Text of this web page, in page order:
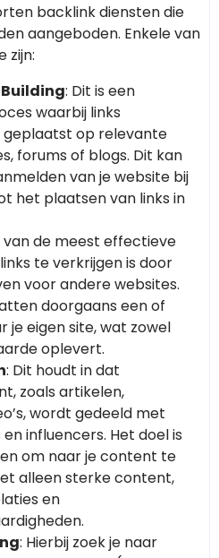
backlink diensten die
aangeboden. Enkele van
zijn:
: Dit is een
waarbij links
op relevante
forums of blogs. Dit kan
van je website bij
het plaatsen van links in
van de meest effectieve
te verkrijgen is door
voor andere websites.
doorgaans een of
je eigen site, wat zowel
oplevert.
: Dit houdt in dat
zoals artikelen,
wordt gedeeld met
influencers. Het doel is
om naar je content te
alleen sterke content,
en
: Hierbij zoek je naar